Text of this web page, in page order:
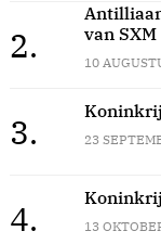
2.
van SXM
10
3. 23
4. 13